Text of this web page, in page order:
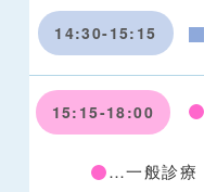
14:30-15:15
15:15-18:00
…一般診療